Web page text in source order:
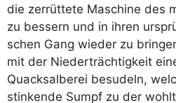
die zer­rüt­te­te Maschi­ne des
zu bes­sern und in ihren
schen Gang wie­der zu
mit der Nie­der­träch­tig­keit
Quack­sal­be­rei besu­deln,
stin­ken­de Sumpf zu der